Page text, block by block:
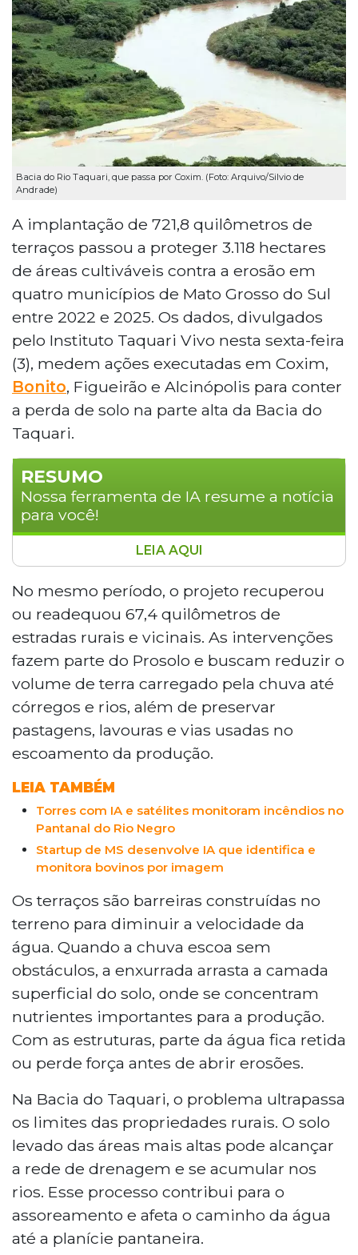
Bacia do Rio Taquari, que passa por Coxim. (Foto: Arquivo/Silvio de
Andrade)
A implantação de 721,8 quilômetros de
terraços passou a proteger 3.118 hectares
de áreas cultiváveis contra a erosão em
quatro municípios de Mato Grosso do Sul
entre 2022 e 2025. Os dados, divulgados
pelo Instituto Taquari Vivo nesta sexta-feira
(3), medem ações executadas em Coxim,
Bonito, Figueirão e Alcinópolis para conter
a perda de solo na parte alta da Bacia do
Taquari.
RESUMO
Nossa ferramenta de IA resume a notícia
para você!
Entre 2022 e 2025, foram implantados
721,8 quilômetros de terraços em quatro
municípios de Mato Grosso do Sul,
protegendo 3.118 hectares contra erosão
na Bacia do Taquari. O projeto Prosolo
também recuperou 67,4 quilômetros de
estradas rurais. Paralelamente, a Rede de
Sementes Flor do Cerrado reúne mais de
100 coletores de sementes nativas,
majoritariamente mulheres de
comunidades quilombolas, gerando
renda e abastecendo projetos de
LEIA AQUI
No mesmo período, o projeto recuperou
ou readequou 67,4 quilômetros de
estradas rurais e vicinais. As intervenções
fazem parte do Prosolo e buscam reduzir o
volume de terra carregado pela chuva até
córregos e rios, além de preservar
pastagens, lavouras e vias usadas no
escoamento da produção.
LEIA TAMBÉM
Torres com IA e satélites monitoram incêndios no
Pantanal do Rio Negro
Startup de MS desenvolve IA que identifica e
monitora bovinos por imagem
Os terraços são barreiras construídas no
terreno para diminuir a velocidade da
água. Quando a chuva escoa sem
obstáculos, a enxurrada arrasta a camada
superficial do solo, onde se concentram
nutrientes importantes para a produção.
Com as estruturas, parte da água fica retida
ou perde força antes de abrir erosões.
Na Bacia do Taquari, o problema ultrapassa
os limites das propriedades rurais. O solo
levado das áreas mais altas pode alcançar
a rede de drenagem e se acumular nos
rios. Esse processo contribui para o
assoreamento e afeta o caminho da água
até a planície pantaneira.